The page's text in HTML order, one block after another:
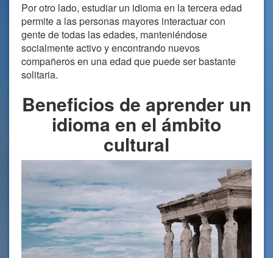
Por otro lado, estudiar un idioma en la tercera edad
permite a las personas mayores interactuar con
gente de todas las edades, manteniéndose
socialmente activo y encontrando nuevos
compañeros en una edad que puede ser bastante
solitaria.
Beneficios de aprender un
idioma en el ámbito
cultural